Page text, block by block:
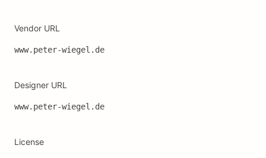
Vendor URL
www.peter-wiegel.de
Designer URL
www.peter-wiegel.de
License